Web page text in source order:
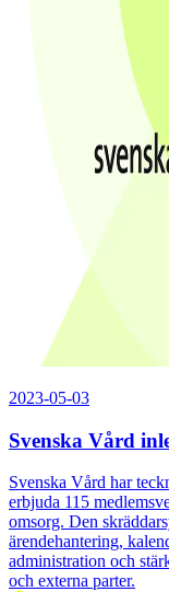
2023-05-03
Svenska Vård
Svenska Vård har
erbjuda 115
omsorg. Den
ärendehantering,
administration och
och externa parter.